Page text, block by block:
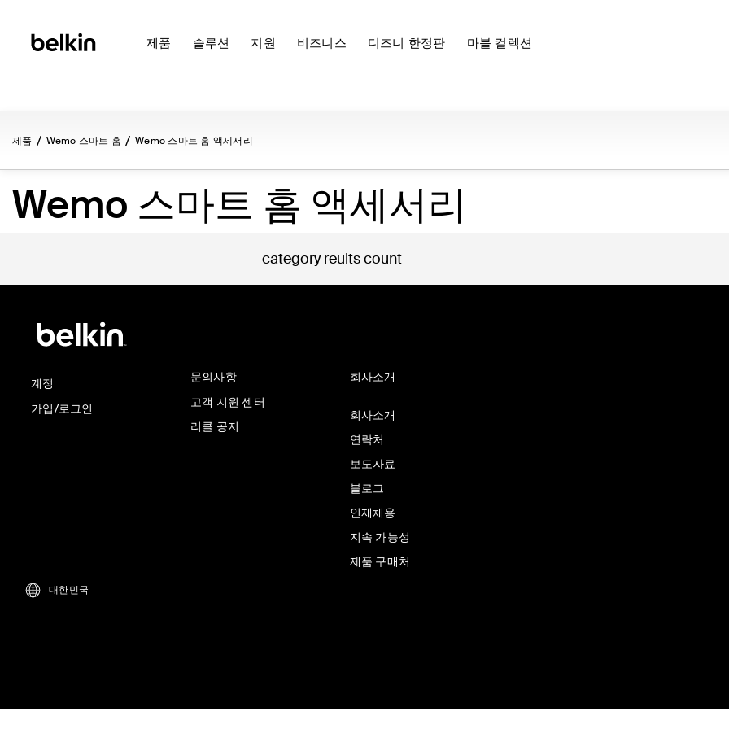
제품 솔루션 지원 비즈니스 디즈니 한정판 마블 컬렉션
제품 Wemo 스마트 홈 Wemo 스마트 홈 액세서리
Wemo 스마트 홈 액세서리
category reults count
계정
가입/로그인
문의사항
고객 지원 센터
리콜 공지
회사소개
회사소개
연락처
보도자료
블로그
인재채용
지속 가능성
제품 구매처
대한민국